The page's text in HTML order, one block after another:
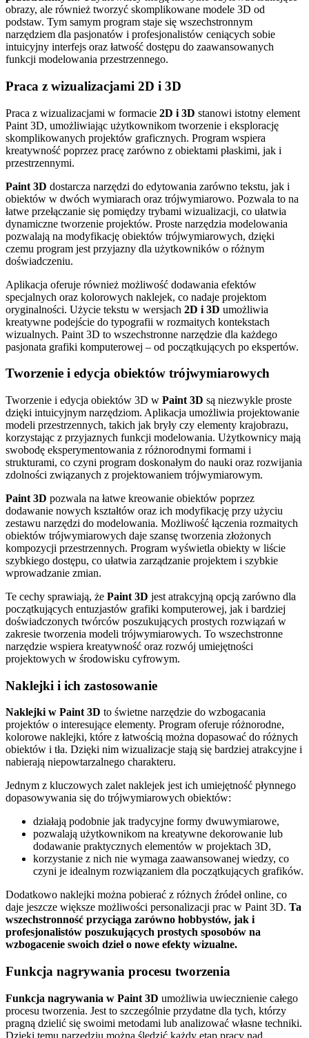
obrazy, ale również tworzyć skomplikowane modele 3D od
podstaw. Tym samym program staje się wszechstronnym
narzędziem dla pasjonatów i profesjonalistów ceniących sobie
intuicyjny interfejs oraz łatwość dostępu do zaawansowanych
funkcji modelowania przestrzennego.
Praca z wizualizacjami 2D i 3D
Praca z wizualizacjami w formacie 2D i 3D stanowi istotny element
Paint 3D, umożliwiając użytkownikom tworzenie i eksplorację
skomplikowanych projektów graficznych. Program wspiera
kreatywność poprzez pracę zarówno z obiektami płaskimi, jak i
przestrzennymi.
Paint 3D dostarcza narzędzi do edytowania zarówno tekstu, jak i
obiektów w dwóch wymiarach oraz trójwymiarowo. Pozwala to na
łatwe przełączanie się pomiędzy trybami wizualizacji, co ułatwia
dynamiczne tworzenie projektów. Proste narzędzia modelowania
pozwalają na modyfikację obiektów trójwymiarowych, dzięki
czemu program jest przyjazny dla użytkowników o różnym
doświadczeniu.
Aplikacja oferuje również możliwość dodawania efektów
specjalnych oraz kolorowych naklejek, co nadaje projektom
oryginalności. Użycie tekstu w wersjach 2D i 3D umożliwia
kreatywne podejście do typografii w rozmaitych kontekstach
wizualnych. Paint 3D to wszechstronne narzędzie dla każdego
pasjonata grafiki komputerowej – od początkujących po ekspertów.
Tworzenie i edycja obiektów trójwymiarowych
Tworzenie i edycja obiektów 3D w Paint 3D są niezwykle proste
dzięki intuicyjnym narzędziom. Aplikacja umożliwia projektowanie
modeli przestrzennych, takich jak bryły czy elementy krajobrazu,
korzystając z przyjaznych funkcji modelowania. Użytkownicy mają
swobodę eksperymentowania z różnorodnymi formami i
strukturami, co czyni program doskonałym do nauki oraz rozwijania
zdolności związanych z projektowaniem trójwymiarowym.
Paint 3D pozwala na łatwe kreowanie obiektów poprzez
dodawanie nowych kształtów oraz ich modyfikację przy użyciu
zestawu narzędzi do modelowania. Możliwość łączenia rozmaitych
obiektów trójwymiarowych daje szansę tworzenia złożonych
kompozycji przestrzennych. Program wyświetla obiekty w liście
szybkiego dostępu, co ułatwia zarządzanie projektem i szybkie
wprowadzanie zmian.
Te cechy sprawiają, że Paint 3D jest atrakcyjną opcją zarówno dla
początkujących entuzjastów grafiki komputerowej, jak i bardziej
doświadczonych twórców poszukujących prostych rozwiązań w
zakresie tworzenia modeli trójwymiarowych. To wszechstronne
narzędzie wspiera kreatywność oraz rozwój umiejętności
projektowych w środowisku cyfrowym.
Naklejki i ich zastosowanie
Naklejki w Paint 3D to świetne narzędzie do wzbogacania
projektów o interesujące elementy. Program oferuje różnorodne,
kolorowe naklejki, które z łatwością można dopasować do różnych
obiektów i tła. Dzięki nim wizualizacje stają się bardziej atrakcyjne i
nabierają niepowtarzalnego charakteru.
Jednym z kluczowych zalet naklejek jest ich umiejętność płynnego
dopasowywania się do trójwymiarowych obiektów:
działają podobnie jak tradycyjne formy dwuwymiarowe,
pozwalają użytkownikom na kreatywne dekorowanie lub
dodawanie praktycznych elementów w projektach 3D,
korzystanie z nich nie wymaga zaawansowanej wiedzy, co
czyni je idealnym rozwiązaniem dla początkujących grafików.
Dodatkowo naklejki można pobierać z różnych źródeł online, co
daje jeszcze większe możliwości personalizacji prac w Paint 3D. Ta
wszechstronność przyciąga zarówno hobbystów, jak i
profesjonalistów poszukujących prostych sposobów na
wzbogacenie swoich dzieł o nowe efekty wizualne.
Funkcja nagrywania procesu tworzenia
Funkcja nagrywania w Paint 3D umożliwia uwiecznienie całego
procesu tworzenia. Jest to szczególnie przydatne dla tych, którzy
pragną dzielić się swoimi metodami lub analizować własne techniki.
Dzięki temu narzędziu można śledzić każdy etap pracy nad